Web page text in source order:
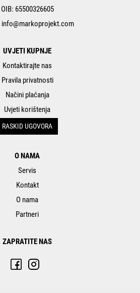
OIB: 65500326605
info@markoprojekt.com
UVJETI KUPNJE
Kontaktirajte nas
Pravila privatnosti
Načini plaćanja
Uvjeti korištenja
RASKID UGOVORA
O NAMA
Servis
Kontakt
O nama
Partneri
ZAPRATITE NAS